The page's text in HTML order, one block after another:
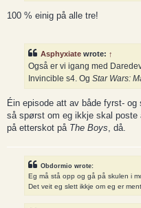
100 % einig på alle tre!
Asphyxiate wrote: ↑
Også er vi igang med
Invincible s4. Og Star Wars:
Éin episode att av både fyrst- og
så spørst om eg ikkje skal
på etterskot på The Boys, då.
Obdormio wrote:
Eg må stå opp og gå på skulen i
Det veit eg slett ikkje om eg er